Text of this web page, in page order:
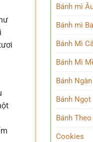
Bánh mì
Bánh mì
Bánh Mì
Bánh Mì
Bánh
Bánh Ngọt
Bánh
Cookies